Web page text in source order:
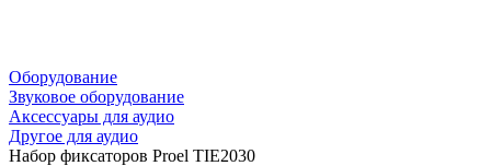
Оборудование
Звуковое оборудование
Аксессуары для аудио
Другое для аудио
Набор фиксаторов Proel TIE2030